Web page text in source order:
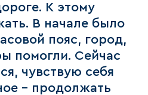
К этому
В начале было
пояс, город,
помогли. Сейчас
чувствую себя
- продолжать